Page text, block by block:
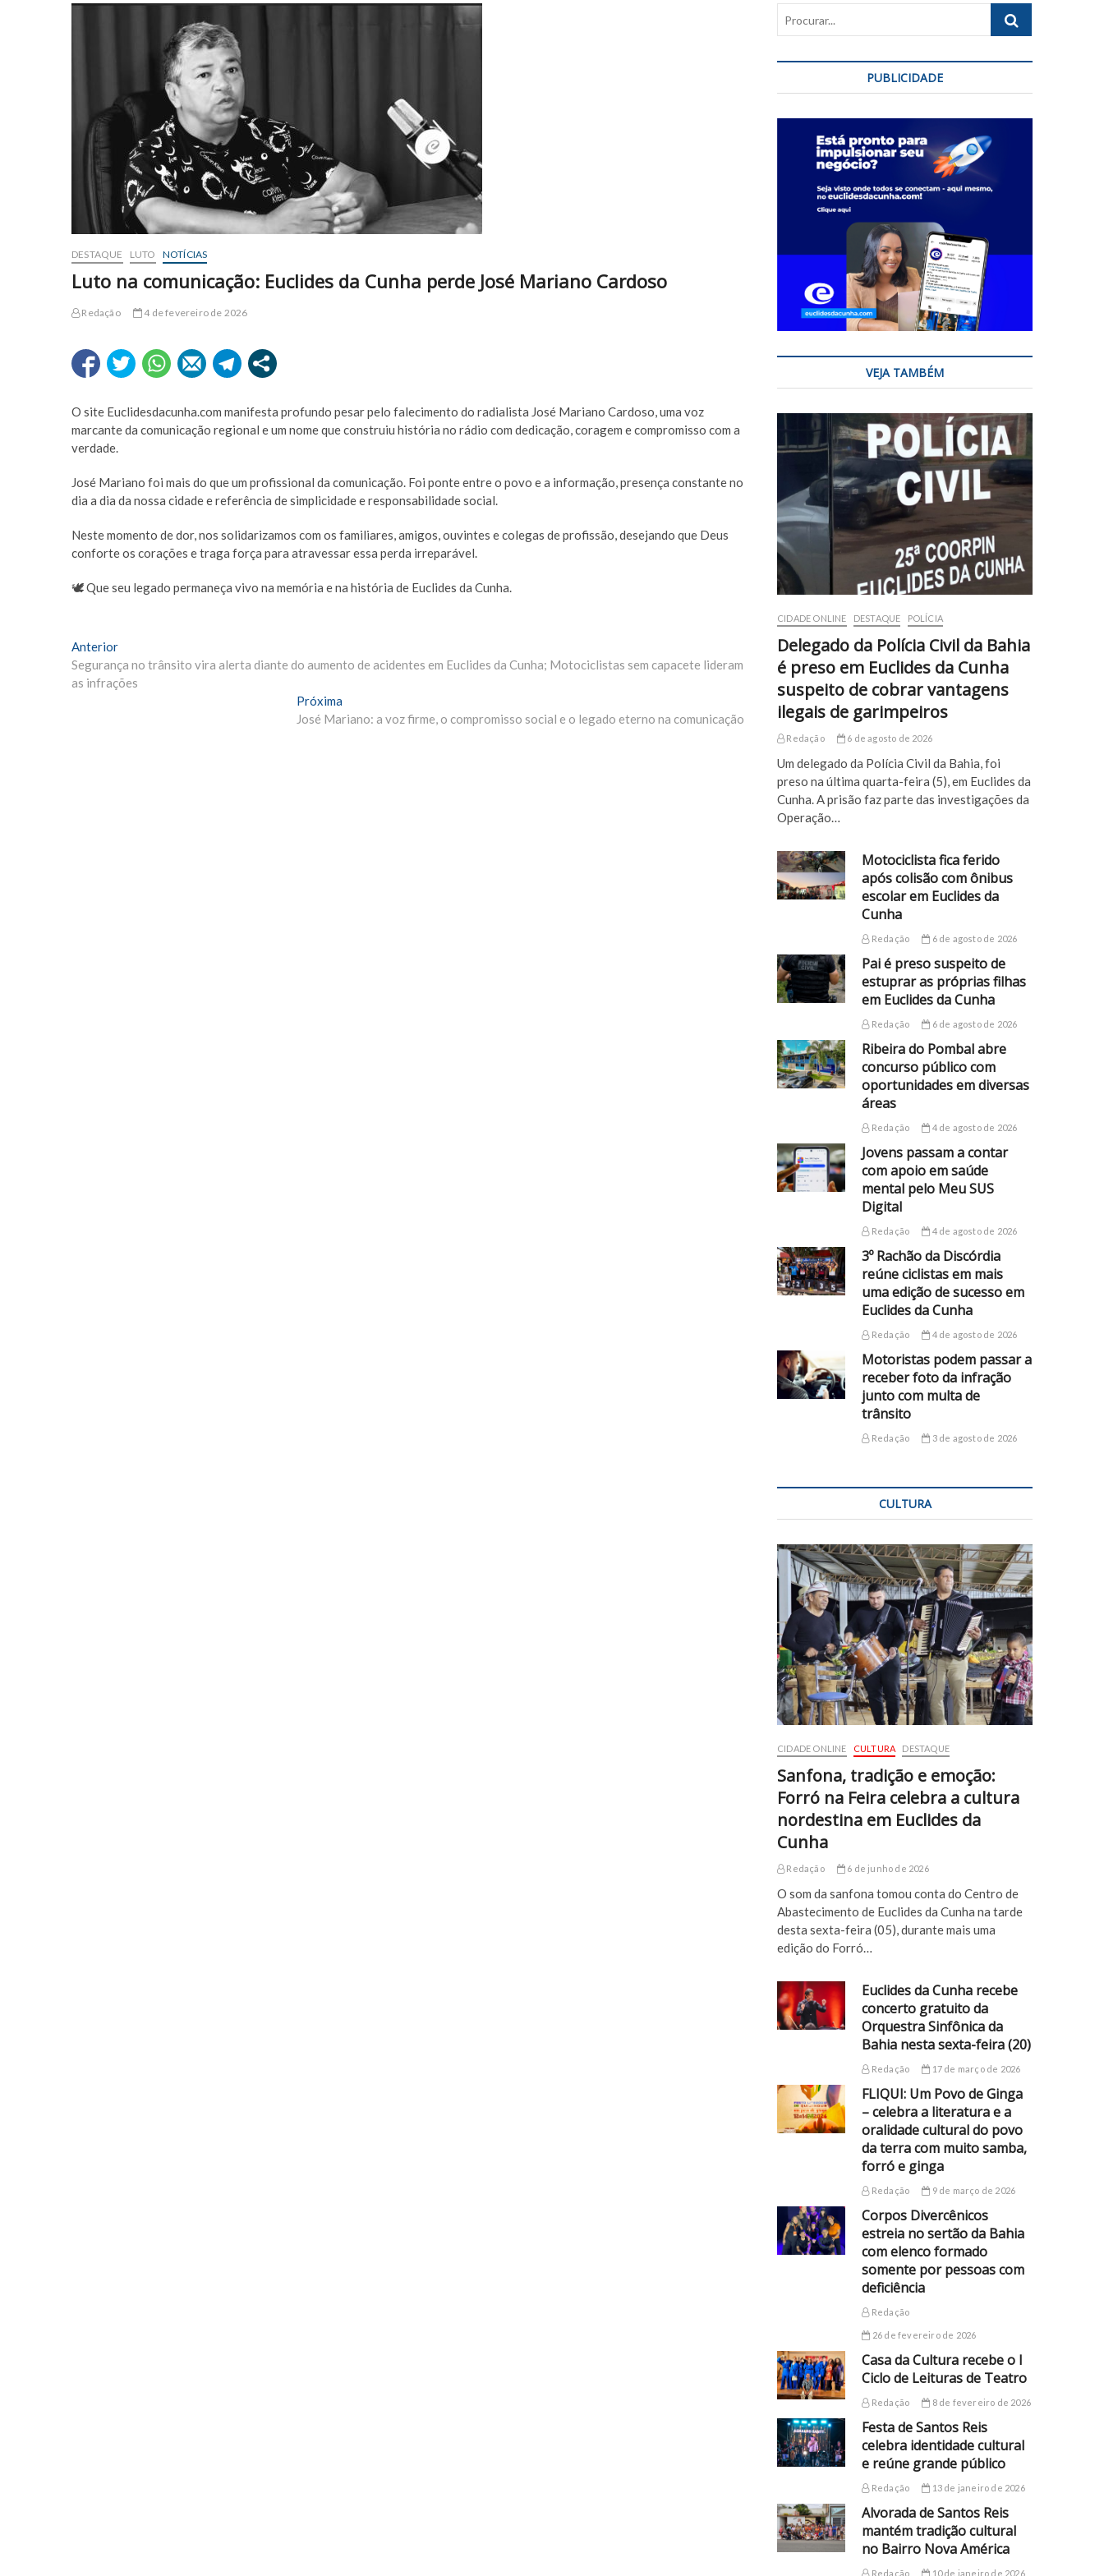
DESTAQUE LUTO NOTÍCIAS
Luto na comunicação: Euclides da Cunha perde José Mariano Cardoso
Redação 4 de fevereiro de 2026
O site Euclidesdacunha.com manifesta profundo pesar pelo falecimento do radialista José Mariano Cardoso, uma voz
marcante da comunicação regional e um nome que construiu história no rádio com dedicação, coragem e compromisso com a
verdade.
José Mariano foi mais do que um profissional da comunicação. Foi ponte entre o povo e a informação, presença constante no
dia a dia da nossa cidade e referência de simplicidade e responsabilidade social.
Neste momento de dor, nos solidarizamos com os familiares, amigos, ouvintes e colegas de profissão, desejando que Deus
conforte os corações e traga força para atravessar essa perda irreparável.
🕊️ Que seu legado permaneça vivo na memória e na história de Euclides da Cunha.
Navegação
de
AnteriorMatéria
Anterior:
Segurança no trânsito vira alerta diante do aumento de acidentes em Euclides da Cunha; Motociclistas sem capacete lideram
as infrações
Próxima
Materia:
José Mariano: a voz firme, o compromisso social e o legado eterno na comunicação
Procurar...
PUBLICIDADE
VEJA TAMBÉM
CIDADE ONLINE DESTAQUE POLÍCIA
Delegado da Polícia Civil da Bahia
é preso em Euclides da Cunha
suspeito de cobrar vantagens
ilegais de garimpeiros
Redação 6 de agosto de 2026
Um delegado da Polícia Civil da Bahia, foi
preso na última quarta-feira (5), em Euclides da
Cunha. A prisão faz parte das investigações da
Operação…
Motociclista fica ferido
após colisão com ônibus
escolar em Euclides da
Cunha
Redação 6 de agosto de 2026
Pai é preso suspeito de
estuprar as próprias filhas
em Euclides da Cunha
Redação 6 de agosto de 2026
Ribeira do Pombal abre
concurso público com
oportunidades em diversas
áreas
Redação 4 de agosto de 2026
Jovens passam a contar
com apoio em saúde
mental pelo Meu SUS
Digital
Redação 4 de agosto de 2026
3º Rachão da Discórdia
reúne ciclistas em mais
uma edição de sucesso em
Euclides da Cunha
Redação 4 de agosto de 2026
Motoristas podem passar a
receber foto da infração
junto com multa de
trânsito
Redação 3 de agosto de 2026
CULTURA
CIDADE ONLINE CULTURA DESTAQUE
Sanfona, tradição e emoção:
Forró na Feira celebra a cultura
nordestina em Euclides da
Cunha
Redação 6 de junho de 2026
O som da sanfona tomou conta do Centro de
Abastecimento de Euclides da Cunha na tarde
desta sexta-feira (05), durante mais uma
edição do Forró…
Euclides da Cunha recebe
concerto gratuito da
Orquestra Sinfônica da
Bahia nesta sexta-feira (20)
Redação 17 de março de 2026
FLIQUI: Um Povo de Ginga
– celebra a literatura e a
oralidade cultural do povo
da terra com muito samba,
forró e ginga
Redação 9 de março de 2026
Corpos Divercênicos
estreia no sertão da Bahia
com elenco formado
somente por pessoas com
deficiência
Redação
26 de fevereiro de 2026
Casa da Cultura recebe o I
Ciclo de Leituras de Teatro
Redação 8 de fevereiro de 2026
Festa de Santos Reis
celebra identidade cultural
e reúne grande público
Redação 13 de janeiro de 2026
Alvorada de Santos Reis
mantém tradição cultural
no Bairro Nova América
Redação 10 de janeiro de 2026